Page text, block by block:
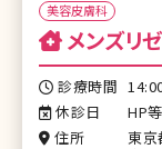
美容皮膚科
メンズリ
診療時間
休診日
HP
住所
東京